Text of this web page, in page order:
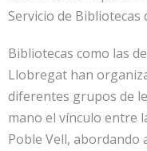
Servicio de Bibliotecas
Bibliotecas como las
Llobregat han
diferentes grupos de
mano el vínculo entre
Poble Vell, abordando